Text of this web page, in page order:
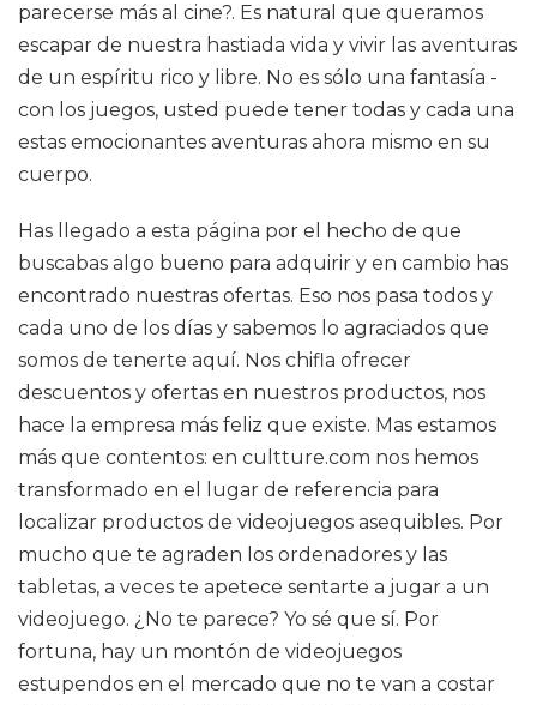
parecerse más al cine?. Es natural que queramos
escapar de nuestra hastiada vida y vivir las aventuras
de un espíritu rico y libre. No es sólo una fantasía -
con los juegos, usted puede tener todas y cada una
estas emocionantes aventuras ahora mismo en su
cuerpo.
Has llegado a esta página por el hecho de que
buscabas algo bueno para adquirir y en cambio has
encontrado nuestras ofertas. Eso nos pasa todos y
cada uno de los días y sabemos lo agraciados que
somos de tenerte aquí. Nos chifla ofrecer
descuentos y ofertas en nuestros productos, nos
hace la empresa más feliz que existe. Mas estamos
más que contentos: en cultture.com nos hemos
transformado en el lugar de referencia para
localizar productos de videojuegos asequibles. Por
mucho que te agraden los ordenadores y las
tabletas, a veces te apetece sentarte a jugar a un
videojuego. ¿No te parece? Yo sé que sí. Por
fortuna, hay un montón de videojuegos
estupendos en el mercado que no te van a costar